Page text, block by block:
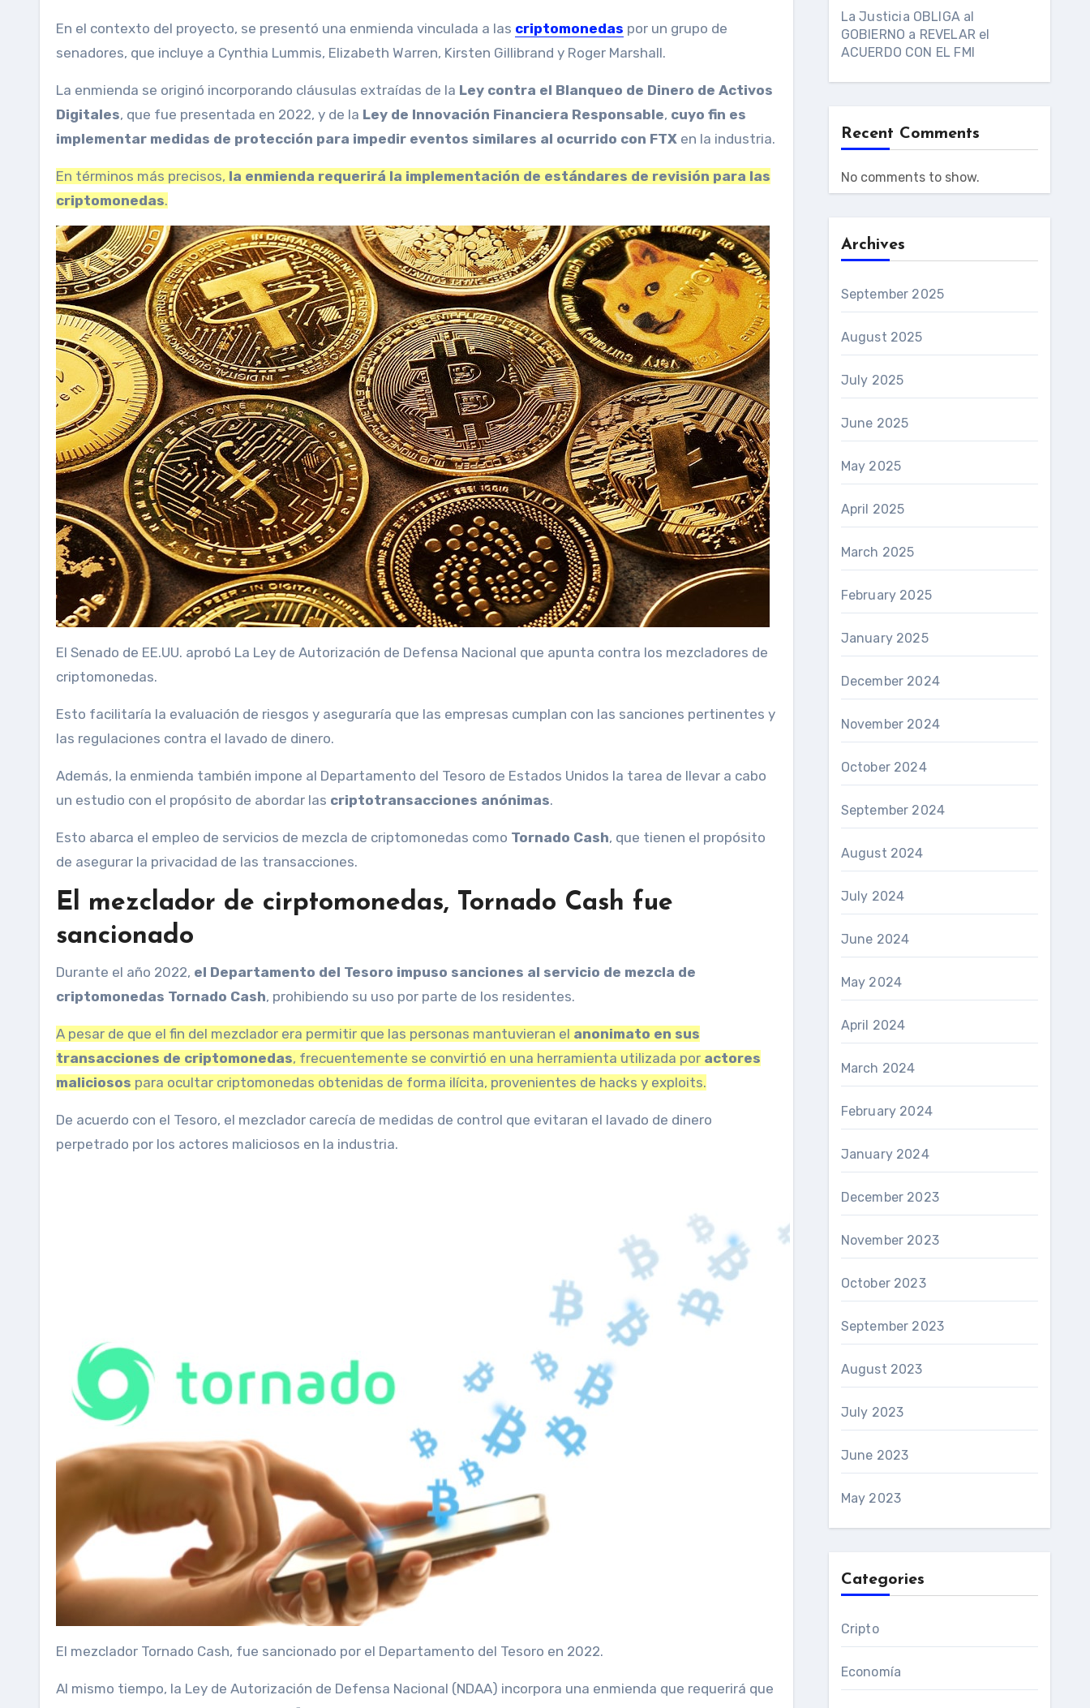
En el contexto del proyecto, se presentó una enmienda vinculada a las criptomonedas por un grupo de
senadores, que incluye a Cynthia Lummis, Elizabeth Warren, Kirsten Gillibrand y Roger Marshall.
La enmienda se originó incorporando cláusulas extraídas de la Ley contra el Blanqueo de Dinero de Activos
Digitales, que fue presentada en 2022, y de la Ley de Innovación Financiera Responsable, cuyo fin es
implementar medidas de protección para impedir eventos similares al ocurrido con FTX en la industria.
En términos más precisos, la enmienda requerirá la implementación de estándares de revisión para las
criptomonedas.
El Senado de EE.UU. aprobó La Ley de Autorización de Defensa Nacional que apunta contra los mezcladores de
criptomonedas.
Esto facilitaría la evaluación de riesgos y aseguraría que las empresas cumplan con las sanciones pertinentes y
las regulaciones contra el lavado de dinero.
Además, la enmienda también impone al Departamento del Tesoro de Estados Unidos la tarea de llevar a cabo
un estudio con el propósito de abordar las criptotransacciones anónimas.
Esto abarca el empleo de servicios de mezcla de criptomonedas como Tornado Cash, que tienen el propósito
de asegurar la privacidad de las transacciones.
El mezclador de cirptomonedas, Tornado Cash fue
sancionado
Durante el año 2022, el Departamento del Tesoro impuso sanciones al servicio de mezcla de
criptomonedas Tornado Cash, prohibiendo su uso por parte de los residentes.
A pesar de que el fin del mezclador era permitir que las personas mantuvieran el anonimato en sus
transacciones de criptomonedas, frecuentemente se convirtió en una herramienta utilizada por actores
maliciosos para ocultar criptomonedas obtenidas de forma ilícita, provenientes de hacks y exploits.
De acuerdo con el Tesoro, el mezclador carecía de medidas de control que evitaran el lavado de dinero
perpetrado por los actores maliciosos en la industria.
El mezclador Tornado Cash, fue sancionado por el Departamento del Tesoro en 2022.
Al mismo tiempo, la Ley de Autorización de Defensa Nacional (NDAA) incorpora una enmienda que requerirá que
La Justicia OBLIGA al
GOBIERNO a REVELAR el
ACUERDO CON EL FMI
Recent Comments
No comments to show.
Archives
September 2025
August 2025
July 2025
June 2025
May 2025
April 2025
March 2025
February 2025
January 2025
December 2024
November 2024
October 2024
September 2024
August 2024
July 2024
June 2024
May 2024
April 2024
March 2024
February 2024
January 2024
December 2023
November 2023
October 2023
September 2023
August 2023
July 2023
June 2023
May 2023
Categories
Cripto
Economía